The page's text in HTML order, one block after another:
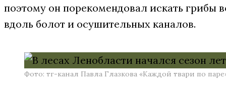
поэтому он порекомендовал искать грибы
вдоль болот и осушительных каналов.
Фото: тг-канал Павла Глазкова «Каждой твари по